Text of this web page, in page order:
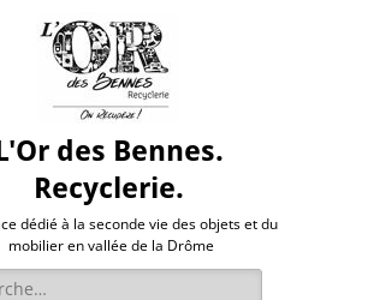
des Bennes.
Recyclerie.
dédié à la seconde vie des objets et du
mobilier en vallée de la Drôme
: